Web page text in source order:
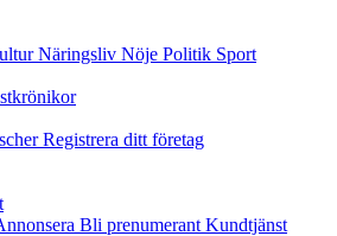
Näringsliv Nöje Politik Sport
Registrera ditt företag
Bli prenumerant Kundtjänst